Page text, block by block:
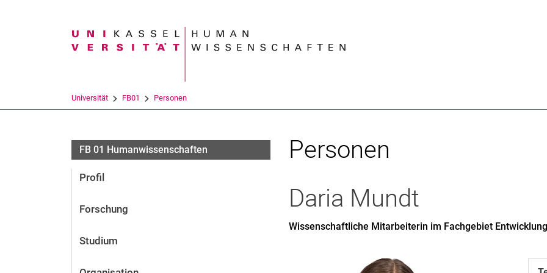
Suchbegriff
Universität FB01 Personen
FB 01 Humanwissenschaften
Profil
Forschung
Studium
Personen
Daria Mundt
Wissenschaftliche Mitarbeiterin im Fachgebiet